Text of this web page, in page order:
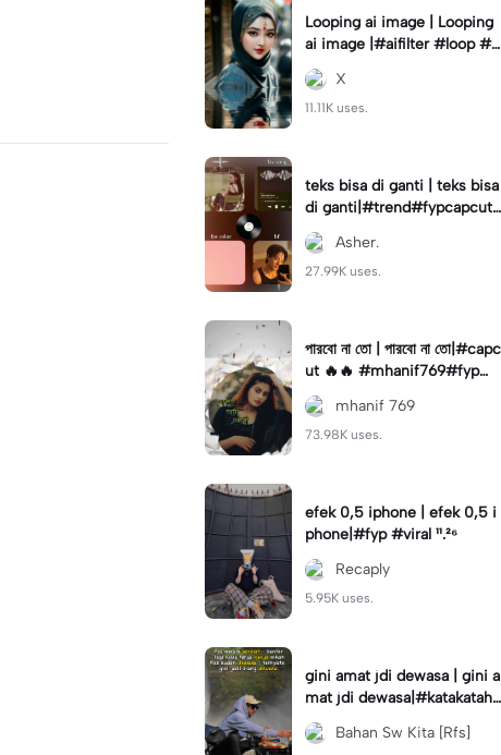
Looping ai image | Looping
ai image |#aifilter #loop #a
iimages #IniBaruAi #fyp
X
11.11K uses.
teks bisa di ganti | teks bisa
di ganti|#trend#fypcapcut
#viral#foryou#4foto
Asher.
27.99K uses.
পারবো না তো | পারবো না তো|#capc
ut 🔥🔥 #mhanif769#fypツ⁠
#viral✨#trending🔥
mhanif 769
73.98K uses.
efek 0,5 iphone | efek 0,5 i
phone|#fyp #viral ¹¹.²⁶
Recaply
5.95K uses.
gini amat jdi dewasa | gini a
mat jdi dewasa|#katakataha
rini#quotes#laguviral#den
nycaknan#kisinan2
Bahan Sw Kita [Rfs]